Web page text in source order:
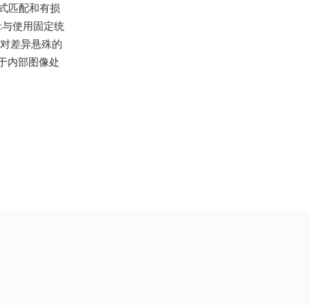
匹配和有损
使用固定统
差异悬殊的
内部图像处